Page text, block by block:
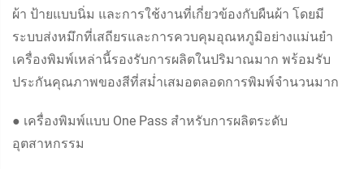
ผ้า ป้ายแบบนิ่ม และการใช้งานที่เกี่ยวข้องกับผืนผ้า โดยมี
ระบบส่งหมึกที่เสถียรและการควบคุมอุณหภูมิอย่างแม่นยำ
เครื่องพิมพ์เหล่านี้รองรับการผลิตในปริมาณมาก พร้อมรับ
ประกันคุณภาพของสีที่สม่ำเสมอตลอดการพิมพ์จำนวนมาก
● เครื่องพิมพ์แบบ One Pass สำหรับการผลิตระดับ
อุตสาหกรรม